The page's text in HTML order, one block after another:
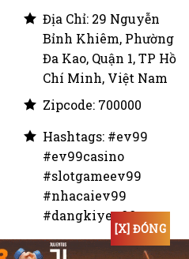
Địa Chỉ: 29 Nguyễn
Bỉnh Khiêm, Phường
Đa Kao, Quận 1, TP Hồ
Chí Minh, Việt Nam
Zipcode: 700000
Hashtags: #ev99
#ev99casino
#slotgameev99
#nhacaiev99
#dangkiyev99
[X] ĐÓNG